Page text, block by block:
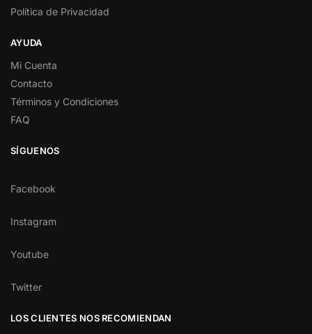
Política de Privacidad
AYUDA
Mi Cuenta
Contacto
Términos y Condiciones
FAQ
SÍGUENOS
Facebook
Instagram
Youtube
Twitter
LOS CLIENTES NOS RECOMIENDAN